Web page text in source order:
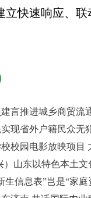
立快速响应、
言推进城乡商贸流
生信息表”岂是“家庭